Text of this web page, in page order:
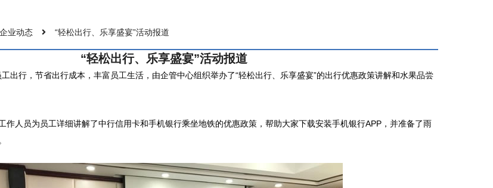
企业动态 “轻松出行、乐享盛宴”活动报道
“轻松出行、乐享盛宴”活动报道
出行，节省出行成本，丰富员工生活，由企管中心组织举办了“轻松出行、乐享盛宴”的出行优惠政策讲解和水果品尝
作人员为员工详细讲解了中行信用卡和手机银行乘坐地铁的优惠政策，帮助大家下载安装手机银行APP，并准备了雨